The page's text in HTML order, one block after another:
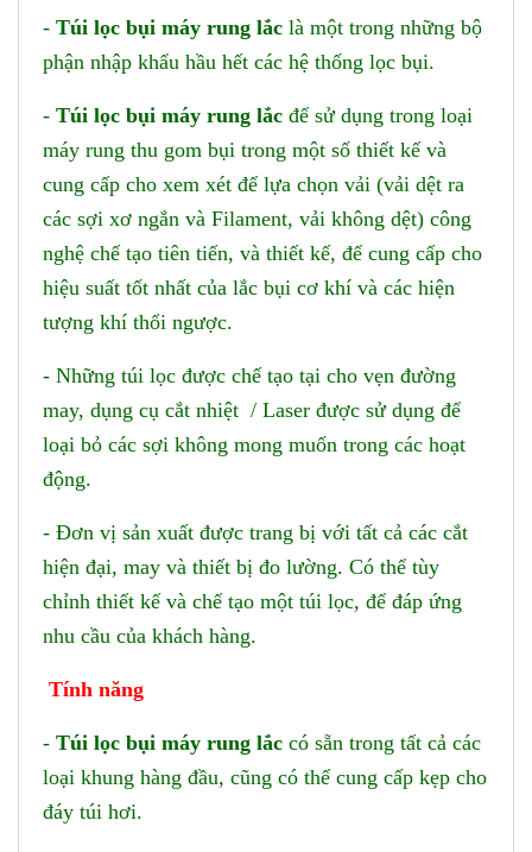
- Túi lọc bụi máy rung lắc là một trong những bộ
phận nhập khẩu hầu hết các hệ thống lọc bụi.
- Túi lọc bụi máy rung lắc để sử dụng trong loại
máy rung thu gom bụi trong một số thiết kế và
cung cấp cho xem xét để lựa chọn vải (vải dệt ra
các sợi xơ ngắn và Filament, vải không dệt) công
nghệ chế tạo tiên tiến, và thiết kế, để cung cấp cho
hiệu suất tốt nhất của lắc bụi cơ khí và các hiện
tượng khí thổi ngược.
- Những túi lọc được chế tạo tại cho vẹn đường
may, dụng cụ cắt nhiệt / Laser được sử dụng để
loại bỏ các sợi không mong muốn trong các hoạt
động.
- Đơn vị sản xuất được trang bị với tất cả các cắt
hiện đại, may và thiết bị đo lường. Có thể tùy
chỉnh thiết kế và chế tạo một túi lọc, để đáp ứng
nhu cầu của khách hàng.
Tính năng
- Túi lọc bụi máy rung lắc có sẵn trong tất cả các
loại khung hàng đầu, cũng có thể cung cấp kẹp cho
đáy túi hơi.